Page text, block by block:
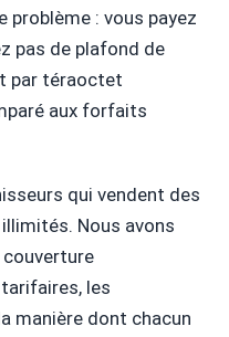
problème : vous payez
pas de plafond de
par téraoctet
aux forfaits
qui vendent des
Nous avons
couverture
les
manière dont chacun